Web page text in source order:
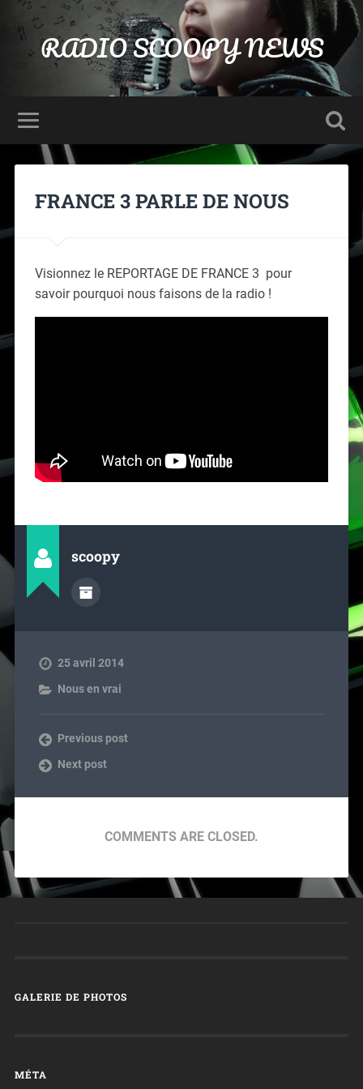
RADIO SCOOPY NEWS
FRANCE 3 PARLE DE NOUS
Visionnez le REPORTAGE DE FRANCE 3 pour
savoir pourquoi nous faisons de la radio !
scoopy
25 avril 2014
Nous en vrai
Previous post
Next post
COMMENTS ARE CLOSED.
GALERIE DE PHOTOS
MÉTA